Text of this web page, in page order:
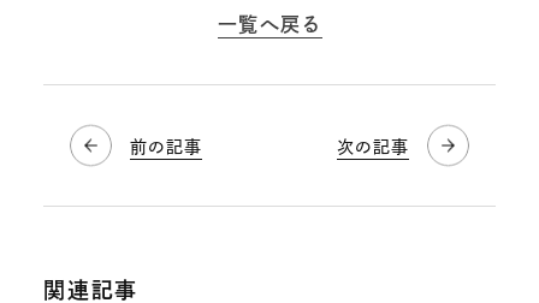
一覧へ戻る
前の記事 次の記事
関連記事